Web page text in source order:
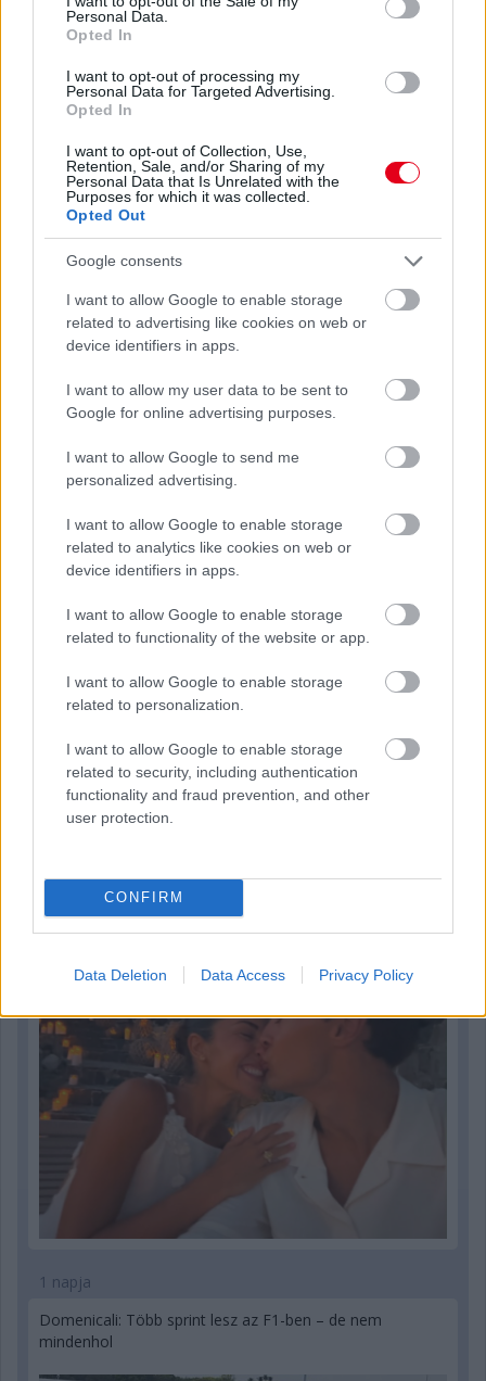
Personal Data.
Opted In
I want to opt-out of processing my
Personal Data for Targeted Advertising.
Opted In
I want to opt-out of Collection, Use,
Retention, Sale, and/or Sharing of my
Personal Data that Is Unrelated with the
Purposes for which it was collected.
Opted Out
Google consents
I want to allow Google to enable storage
related to advertising like cookies on web or
device identifiers in apps.
I want to allow my user data to be sent to
Google for online advertising purposes.
I want to allow Google to send me
personalized advertising.
I want to allow Google to enable storage
related to analytics like cookies on web or
device identifiers in apps.
I want to allow Google to enable storage
related to functionality of the website or app.
I want to allow Google to enable storage
related to personalization.
I want to allow Google to enable storage
related to security, including authentication
functionality and fraud prevention, and other
user protection.
CONFIRM
Data Deletion Data Access Privacy Policy
frissebb anyagok
Hallgasd meg a Formula Podcast
legfrissebb adását!
Kövess minket a Facebookon
Parc Fermé
15 órája
IndyCar: Palou nyert Portlandben, már 100 pont fölött az
előnye
Eljegyezte kedvesét George Russell
1 napja
Domenicali: Több sprint lesz az F1-ben – de nem
mindenhol